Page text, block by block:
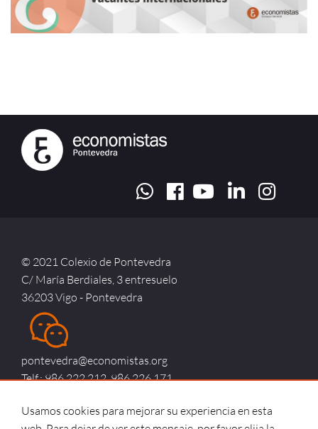
Usamos cookies para mejorar su experiencia en esta
© 2021 Colexio de Pontevedra
C/ María Berdiales, 3 entresuelo
36203 Vigo - Pontevedra
pontevedra@economistas.org
Telf.: 986 222 212, 986 226 171